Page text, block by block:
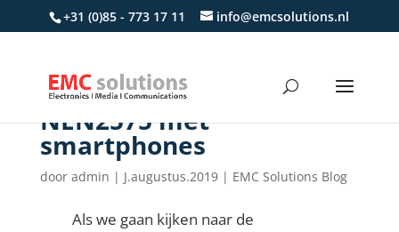
+31 (0)85 - 773 17 11 info@emcsolutions.nl
NEN2575 met
smartphones
door admin | J.augustus.2019| EMC Solutions Blog
Als we gaan kijken naar de